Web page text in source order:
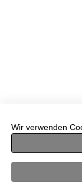
Wir verwenden